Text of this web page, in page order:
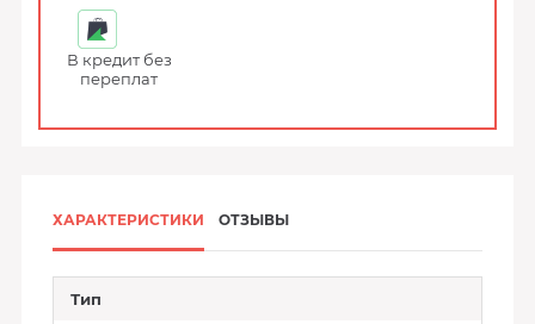
В кредит без
переплат
ХАРАКТЕРИСТИКИ ОТЗЫВЫ
Тип